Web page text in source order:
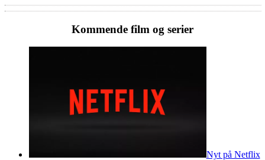
Kommende film og serier
Nyt på Netflix